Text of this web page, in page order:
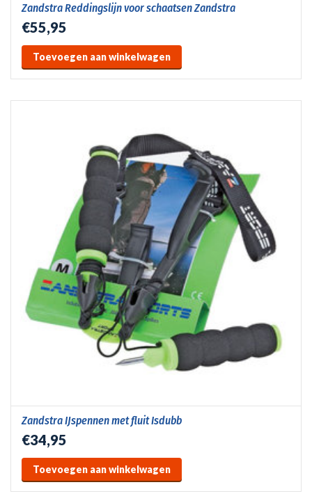
Zandstra Reddingslijn voor schaatsen Zandstra
€55,95
Toevoegen aan winkelwagen
Zandstra IJspennen met fluit Isdubb
€34,95
Toevoegen aan winkelwagen